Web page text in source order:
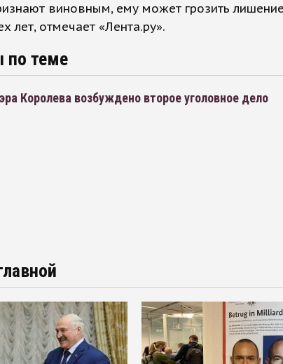
виновным, ему может грозить
лет, отмечает «Лента.ру».
по теме
Королева возбуждено второе уголовное дело